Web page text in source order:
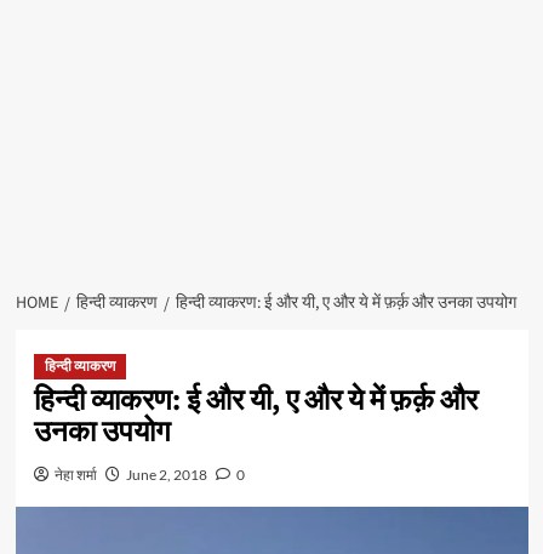
HOME हिन्दी व्याकरण हिन्दी व्याकरण: ई और यी, ए और ये में फ़र्क़ और उनका उपयोग
हिन्दी व्याकरण
हिन्दी व्याकरण: ई और यी, ए और ये में फ़र्क़ और
उनका उपयोग
नेहा शर्मा June 2, 2018 0